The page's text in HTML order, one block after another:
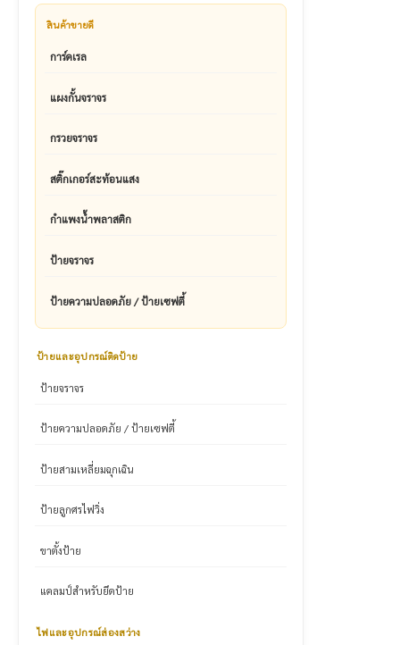
สินค้าขายดี
การ์ดเรล
แผงกั้นจราจร
กรวยจราจร
สติ๊กเกอร์สะท้อนแสง
กำแพงน้ำพลาสติก
ป้ายจราจร
ป้ายความปลอดภัย / ป้ายเซฟตี้
ป้ายและอุปกรณ์ติดป้าย
ป้ายจราจร
ป้ายความปลอดภัย / ป้ายเซฟตี้
ป้ายสามเหลี่ยมฉุกเฉิน
ป้ายลูกศรไฟวิ่ง
ขาตั้งป้าย
แคลมป์สำหรับยึดป้าย
ไฟและอุปกรณ์ส่องสว่าง